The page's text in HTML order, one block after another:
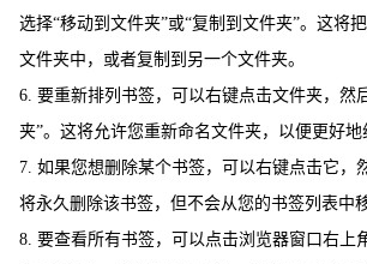
选择“移动到文件夹”或“复制到文件夹”。这将
文件夹中，或者复制到另一个文件夹。
6. 要重新排列书签，可以右键点击文件夹，然
夹”。这将允许您重新命名文件夹，以便更好地
7. 如果您想删除某个书签，可以右键点击它，
将永久删除该书签，但不会从您的书签列表中移
8. 要查看所有书签，可以点击浏览器窗口右上